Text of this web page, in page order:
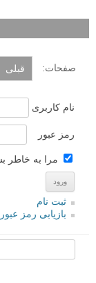
صفحات: قبلی
نام کاربری
رمز عبور
مرا به خاطر
ثبت نام
بازیابی رمز عبور